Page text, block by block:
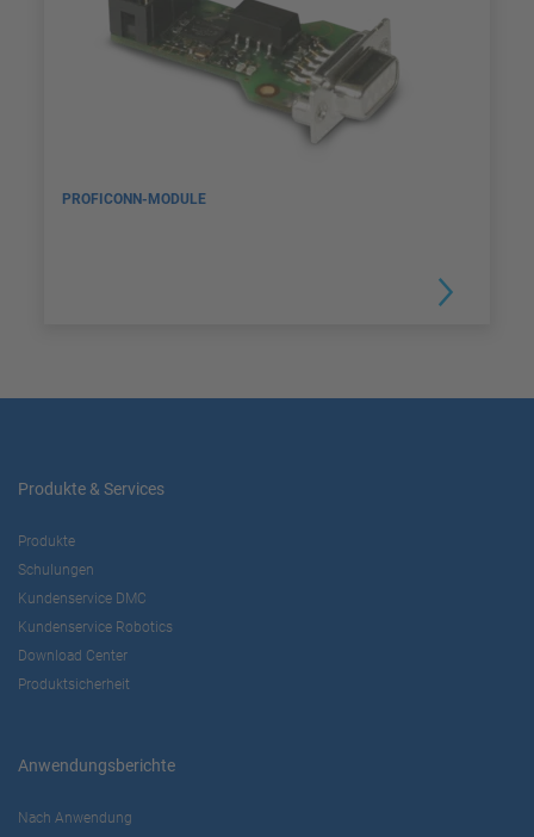
PROFICONN-MODULE
Produkte & Services
Produkte
Schulungen
Kundenservice DMC
Kundenservice Robotics
Download Center
Produktsicherheit
Anwendungsberichte
Nach Anwendung